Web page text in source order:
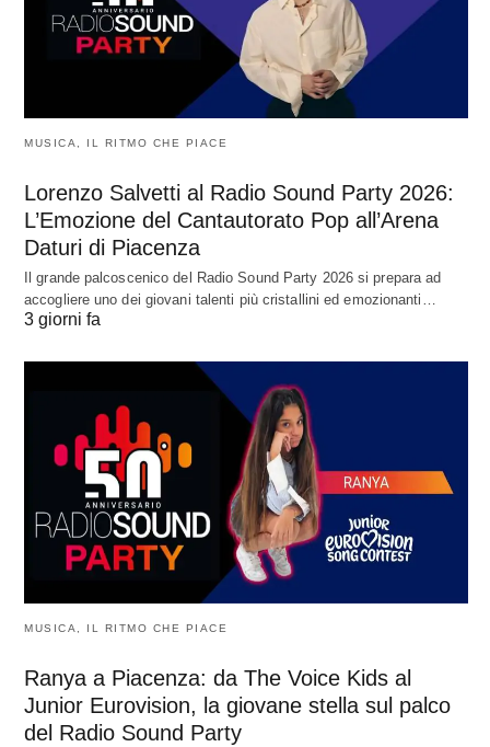
MUSICA, IL RITMO CHE PIACE
Lorenzo Salvetti al Radio Sound Party 2026:
L’Emozione del Cantautorato Pop all’Arena
Daturi di Piacenza
Il grande palcoscenico del Radio Sound Party 2026 si prepara ad
accogliere uno dei giovani talenti più cristallini ed emozionanti…
3 giorni fa
MUSICA, IL RITMO CHE PIACE
Ranya a Piacenza: da The Voice Kids al
Junior Eurovision, la giovane stella sul palco
del Radio Sound Party